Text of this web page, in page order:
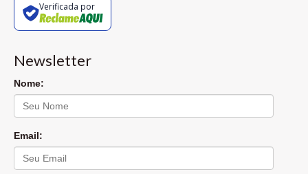
Verificada por
Newsletter
Nome:
Email: